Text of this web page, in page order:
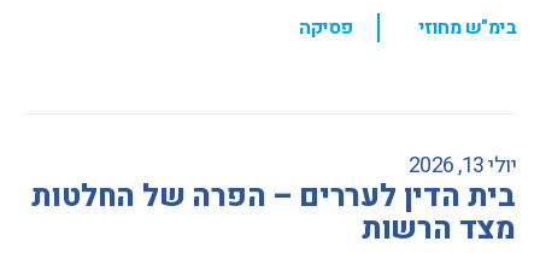
בימ"ש מחוזי , פסיקה
יולי 13, 2026
בית הדין לעררים – הפרה של החלטות
מצד הרשות